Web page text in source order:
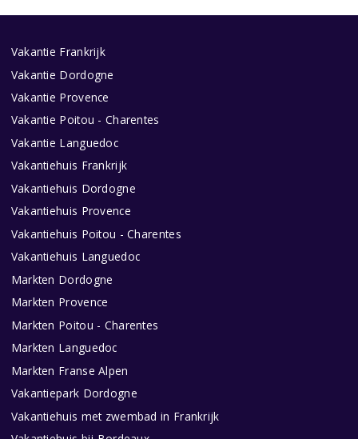
Vakantie Frankrijk
Vakantie Dordogne
Vakantie Provence
Vakantie Poitou - Charentes
Vakantie Languedoc
Vakantiehuis Frankrijk
Vakantiehuis Dordogne
Vakantiehuis Provence
Vakantiehuis Poitou - Charentes
Vakantiehuis Languedoc
Markten Dordogne
Markten Provence
Markten Poitou - Charentes
Markten Languedoc
Markten Franse Alpen
Vakantiepark Dordogne
Vakantiehuis met zwembad in Frankrijk